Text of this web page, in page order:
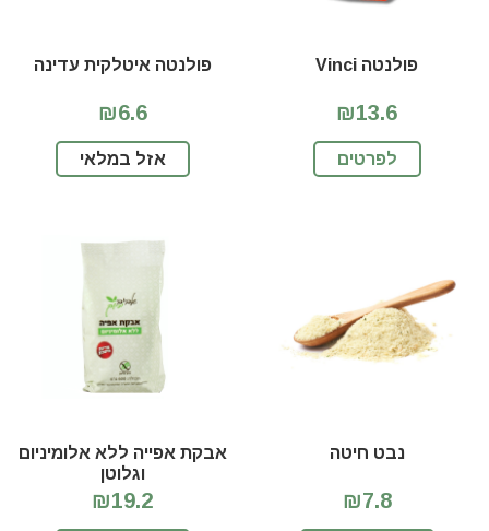
פולנטה Vinci
₪13.6
לפרטים
פולנטה איטלקית עדינה
₪6.6
אזל במלאי
נבט חיטה
₪7.8
אבקת אפייה ללא אלומיניום
וגלוטן
₪19.2